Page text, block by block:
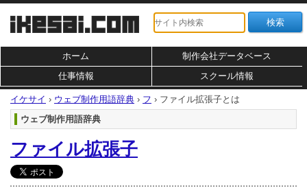
ホーム
制作会社データベース
仕事情報
スクール情報
イケサイ › ウェブ制作用語辞典 › フ › ファイル拡張子とは
ウェブ制作用語辞典
ファイル拡張子